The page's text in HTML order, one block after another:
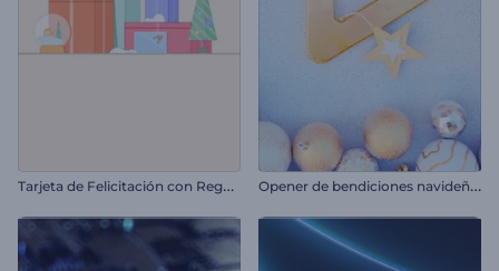
T
arjeta de Felicitación con Regalos de Navidad O
pener de bendiciones navideñas